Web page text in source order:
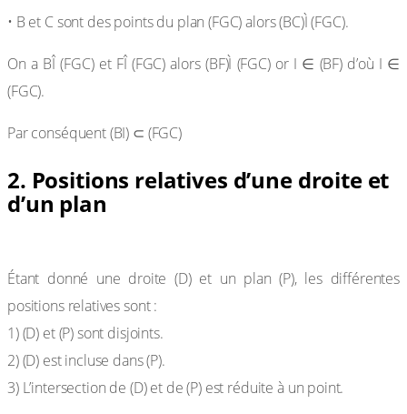
• B et C sont des points du plan (FGC) alors (BC)Ì (FGC).
On a BÎ (FGC) et FÎ (FGC) alors (BF)Ì (FGC) or I ∈ (BF) d’où I ∈
(FGC).
Par conséquent (BI) ⊂ (FGC)
2. Positions relatives d’une droite et
d’un plan
Étant donné une droite (D) et un plan (P), les différentes
positions relatives sont :
1) (D) et (P) sont disjoints.
2) (D) est incluse dans (P).
3) L’intersection de (D) et de (P) est réduite à un point.